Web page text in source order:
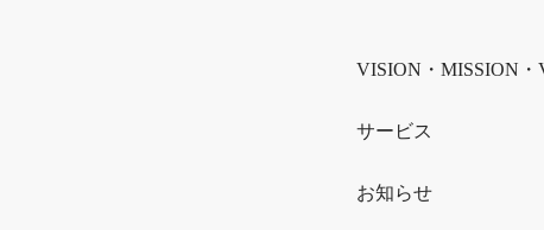
VISION・MISSION・
サービス
お知らせ